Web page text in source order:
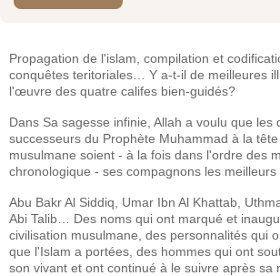
Propagation de l'islam, compilation et
conquêtes teritoriales… Y a-t-il de meilleures
l'œuvre des quatre califes bien-guidés?
Dans Sa sagesse infinie, Allah a voulu que les
successeurs du Prophète Muhammad à la
musulmane soient - à la fois dans l'ordre des
chronologique - ses compagnons les meilleurs
Abu Bakr Al Siddiq, Umar Ibn Al Khattab,
Abi Talib… Des noms qui ont marqué et
civilisation musulmane, des personnalités qui
que l'Islam a portées, des hommes qui ont
son vivant et ont continué à le suivre après sa